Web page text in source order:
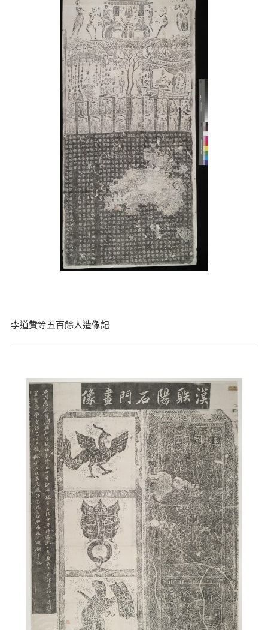
李道贊等五百餘人造像記